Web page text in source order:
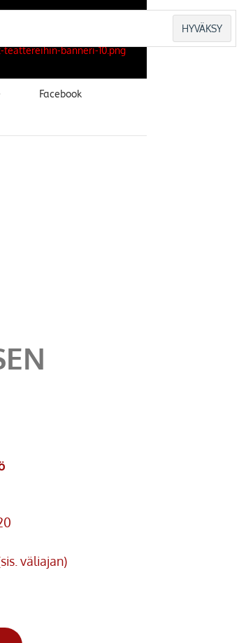
Facebook
väliajan)